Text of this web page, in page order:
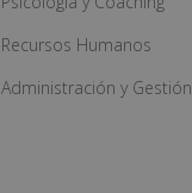
Recursos Humanos
Administración y Gestión